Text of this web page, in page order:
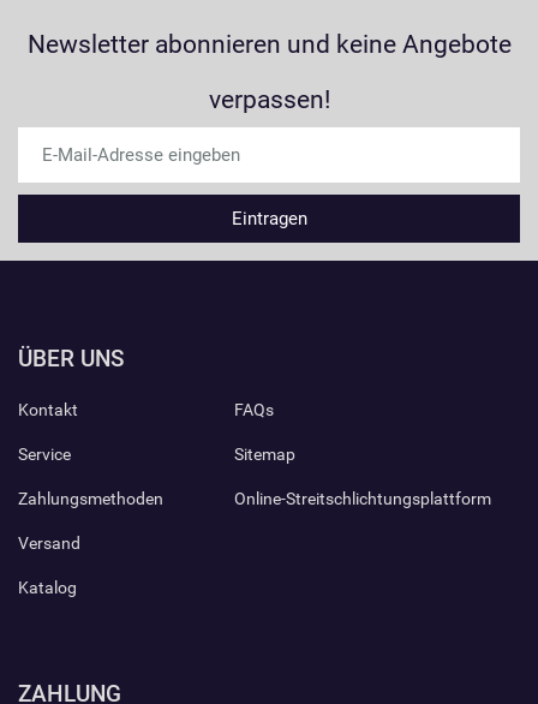
Newsletter abonnieren und keine Angebote
verpassen!
ÜBER UNS
Kontakt
Service
Zahlungsmethoden
Versand
Katalog
FAQs
Sitemap
Online-Streitschlichtungsplattform
ZAHLUNG